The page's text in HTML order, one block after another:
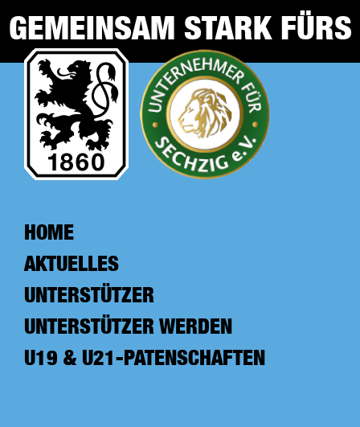
Inhalt
springen
GEMEINSAM STARK FÜRS
NLZ
HOME
AKTUELLES
UNTERSTÜTZER
UNTERSTÜTZER WERDEN
U19 & U21-PATENSCHAFTEN